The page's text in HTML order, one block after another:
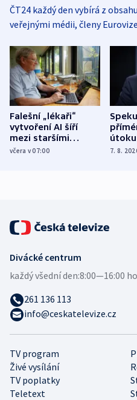
ČT24 každý den vybírá z
veřejnými médii, členy
Falešní „lékaři“
vytvoření AI šíří
mezi staršími
Poláky nebezpečné
včera v 07:00
míní
7. 8.
TV program
Živé vysílání
TV poplatky
Teletext
Divácké centrum
každý všední den:8:00—16:00
261 136 113
info@ceskatelevize.cz